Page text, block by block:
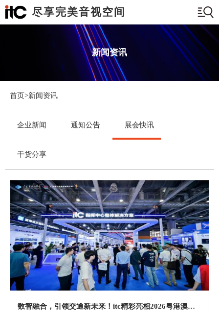
尽享完美音视空间
新闻资讯
首页>新闻资讯
企业新闻 通知公告 展会快讯
干货分享
数智融合，引领交通新未来！itc精彩亮相2026粤港澳大湾区智慧交通科技创新大会暨成果展！